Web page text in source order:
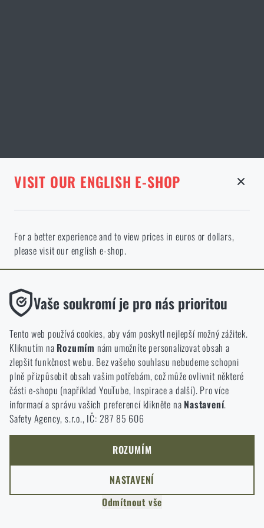
STRÁNKA V DANÉM JAZYCE NEEXISTUJE
Ve vámi vybraném jazyce stránka neexistuje. Můžete tedy zůstat
zde, nebo přejít na hlavní stránku cílového jazyka. Jakou možnost
si vyberete?
ZŮSTANU TADY
PŘEJÍT DO KOŠÍKU
ODEJÍT
ROZUMÍM, POKRAČOVAT
VISIT OUR ENGLISH E-SHOP
For a better experience and to view prices in euros or dollars,
please visit our english e-shop.
I WILL STAY HERE
GO TO RIGAD.COM
Vaše soukromí je pro nás prioritou
Tento web používá cookies, aby vám poskytl nejlepší možný zážitek.
Kliknutím na Rozumím nám umožníte personalizovat obsah a
zlepšit funkčnost webu. Bez vašeho souhlasu nebudeme schopni
plně přizpůsobit obsah vašim potřebám, což může ovlivnit některé
části e-shopu (například YouTube, Inspirace a další). Pro více
informací a správu vašich preferencí klikněte na Nastavení.
Safety Agency, s.r.o., IČ: 287 85 606
Funkční
Bez nich by náš web vůbec nefungoval. U těchto cookies není
možné zakázat jejich ukládání.
Analytické
Do těchto cookies se anonymně ukládá, jakým způsobem
procházíte a používáte náš web. Pomáhají nám lépe chápat, co
se našim zákazníkům líbí a kterým směrem se máme ubírat.
Marketingové
Tyto cookies nám pomáhají optimalizovat reklamu směřující na
náš e-shop, aby byla co nejvíce efektivní a náš obchod se mohl
neustále rozvíjet a zlepšovat.
Díky těmto cookies dokážeme reklamu personalizovat a nabízet
ROZUMÍM
NASTAVENÍ
Odmítnout vše